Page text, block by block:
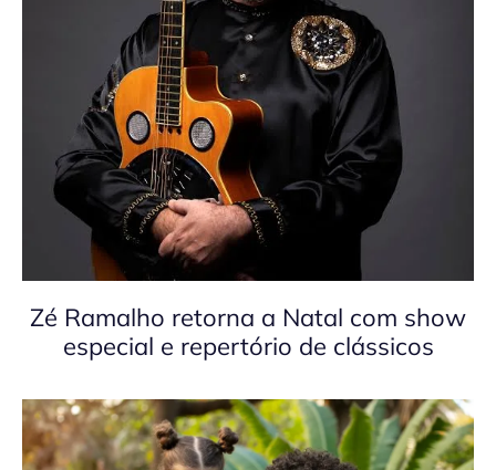
Zé Ramalho retorna a Natal com show
especial e repertório de clássicos